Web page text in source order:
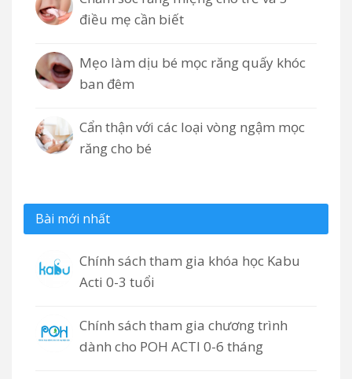
điều mẹ cần biết
Mẹo làm dịu bé mọc răng quấy khóc
ban đêm
Cẩn thận với các loại vòng ngậm mọc
răng cho bé
Bài mới nhất
Chính sách tham gia khóa học Kabu
Acti 0-3 tuổi
Chính sách tham gia chương trình
dành cho POH ACTI 0-6 tháng